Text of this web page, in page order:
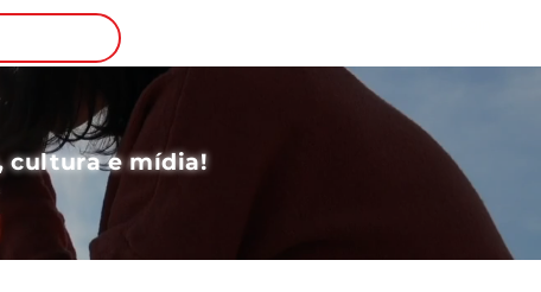
cultura e mídia!